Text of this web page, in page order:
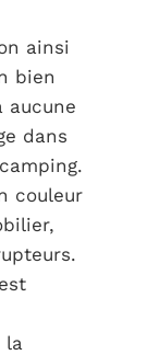
ainsi
bien
aucune
dans
couleur
la